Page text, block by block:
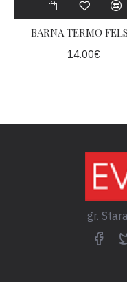
BARNA TERMO
14.00€
gr.